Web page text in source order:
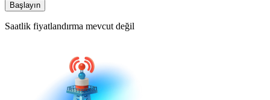
Başlayın
Saatlik fiyatlandırma mevcut değil